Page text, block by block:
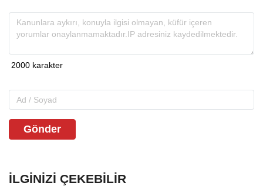
Gönder
İLGINIZI ÇEKEBILIR